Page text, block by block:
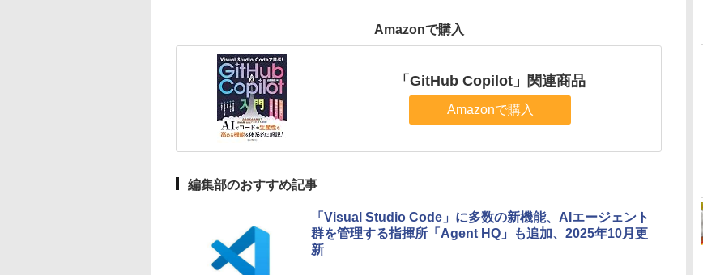
Amazonで購入
「GitHub Copilot」関連商品
Amazonで購入
編集部のおすすめ記事
「Visual Studio Code」に多数の新機能、AIエージェント
群を管理する指揮所「Agent HQ」も追加、2025年10月更
新